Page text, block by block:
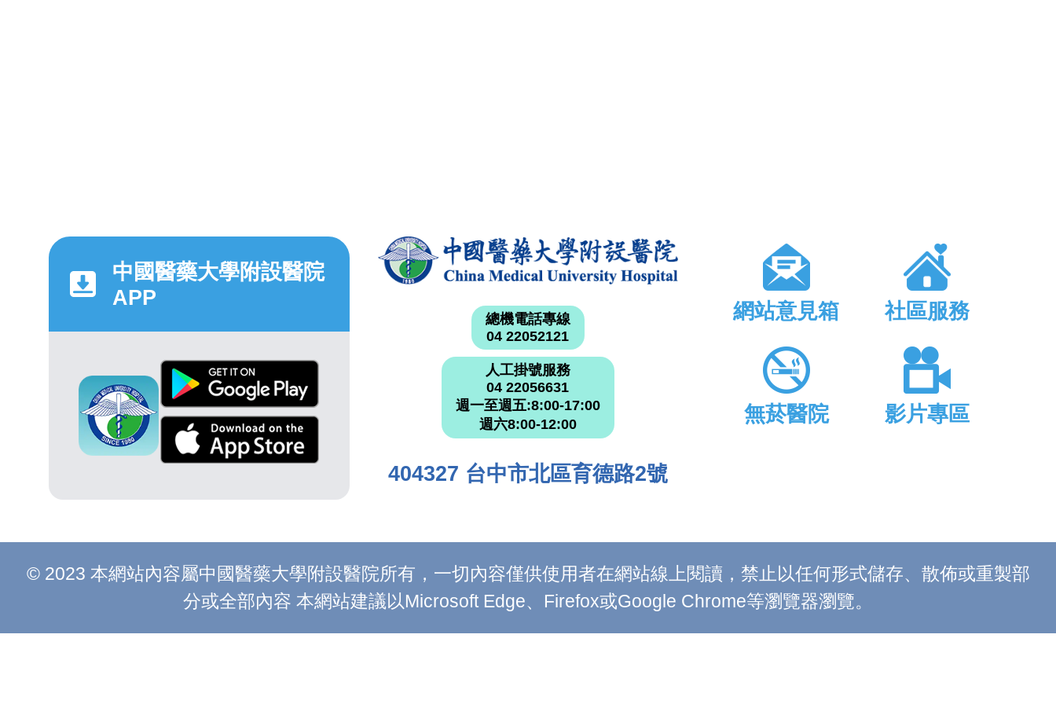
中國醫藥大學附設醫院
APP
總機電話專線
04 22052121
人工掛號服務
04 22056631
週一至週五:8:00-17:00
週六8:00-12:00
404327 台中市北區育德路2號
網站意見箱 社區服務
無菸醫院 影片專區
© 2023 本網站內容屬中國醫藥大學附設醫院所有，一切內容僅供使用者在網站線上閱讀，禁止以任何形式儲存、散佈或重製部
分或全部內容 本網站建議以Microsoft Edge、Firefox或Google Chrome等瀏覽器瀏覽。